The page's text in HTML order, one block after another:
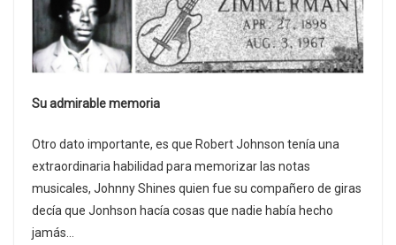
Su admirable memoria
Otro dato importante, es que Robert Johnson tenía una
extraordinaria habilidad para memorizar las notas
musicales, Johnny Shines quien fue su compañero de giras
decía que Jonhson hacía cosas que nadie había hecho
jamás…